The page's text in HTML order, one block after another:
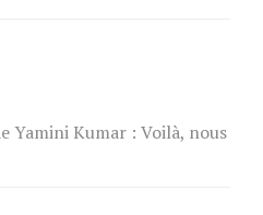
Yamini Kumar : Voilà, nous